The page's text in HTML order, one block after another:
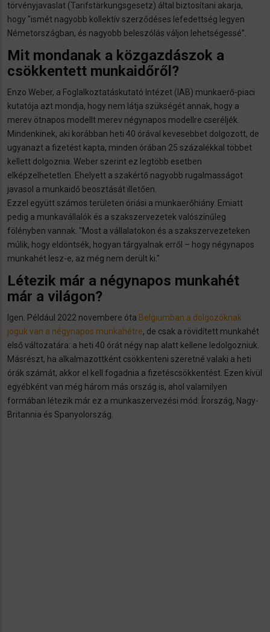
törvényjavaslat (Tarifstärkungsgesetz) által biztosítani akarja,
hogy "ismét nagyobb kollektív szerződéses lefedettség legyen
Németországban, és nagyobb beleszólás váljon lehetségessé”.
Mit mondanak a közgazdászok a
csökkentett munkaidőről?
Enzo Weber, a Foglalkoztatáskutató Intézet (IAB) munkaerő-piaci
kutatója azt mondja, hogy nem látja szükségét annak, hogy a
merev ötnapos modellt merev négynapos modellre cseréljék.
Mindenkinek, aki korábban heti 40 órával kevesebbet dolgozott, de
ugyanazt a fizetést kapta, minden órában 25 százalékkal többet
kellett dolgoznia. Weber szerint ez legtöbb esetben
elképzelhetetlen. Ehelyett a szakértő nagyobb rugalmasságot
javasol a munkaidő beosztását illetően.
Ezzel együtt számos területen óriási a munkaerőhiány. Emiatt
pedig a munkavállalók és a szakszervezetek valószínűleg
fölényben vannak. "Most a vállalatokon és a szakszervezeteken
múlik, hogy eldöntsék, hogyan tárgyalnak erről – hogy négynapos
munkahét lesz-e, az még nem derült ki."
Létezik már a négynapos munkahét
már a világon?
Igen. Például 2022 novembere óta Belgiumban a dolgozóknak
joguk van a négynapos munkahétre, de csak a rövidített munkahét
első változatára: a heti 40 órát négy nap alatt kellene ledolgozniuk.
Másrészt, ha alkalmazottként csökkenteni szeretné valaki a heti
órák számát, akkor el kell fogadnia a fizetéscsökkentést. Ezen kívül
egyébként van még három más ország is, ahol valamilyen
formában létezik már ez a munkaszervezési mód: Írország, Nagy-
Britannia és Spanyolország.